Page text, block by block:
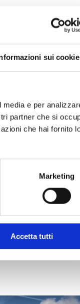
sui cookie
e per
partner che si
che hai fornito
Marketing
Accetta tutti